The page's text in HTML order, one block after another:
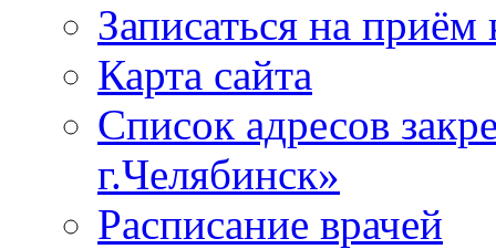
Записаться на приём
Карта сайта
Список адресов
г.Челябинск»
Расписание врачей